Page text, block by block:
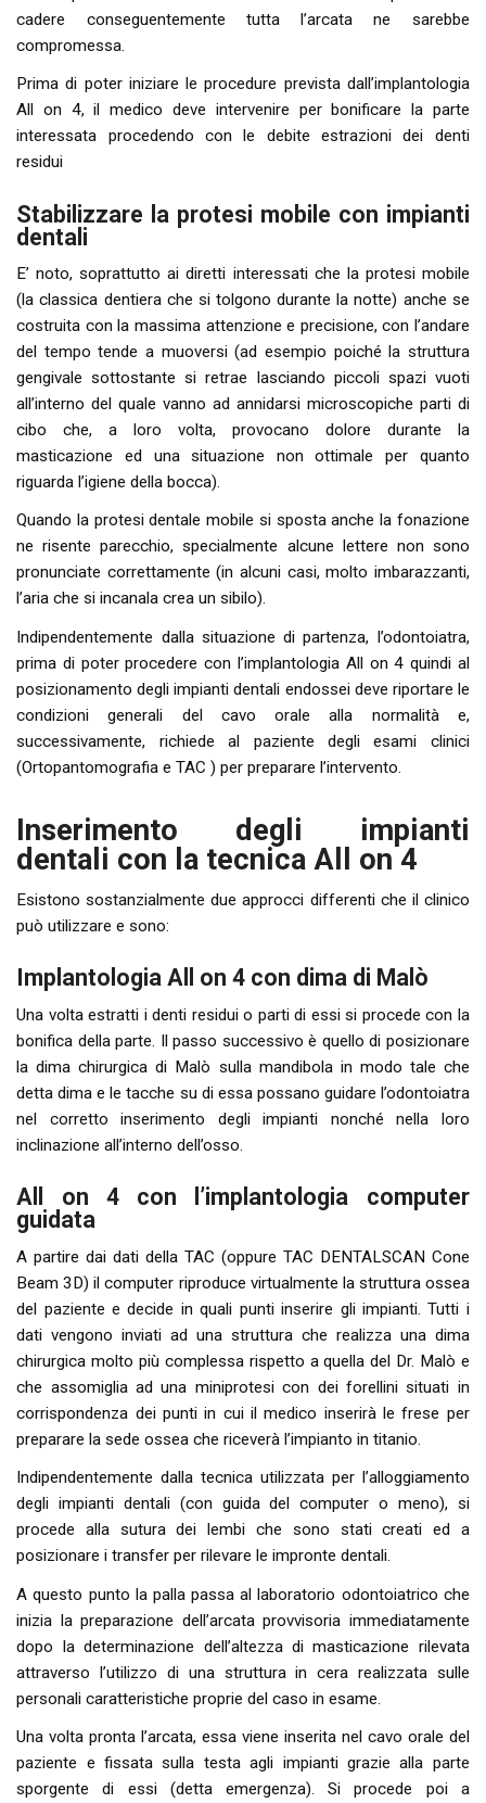
cadere conseguentemente tutta l’arcata ne sarebbe
compromessa.
Prima di poter iniziare le procedure prevista dall’implantologia
All on 4, il medico deve intervenire per bonificare la parte
interessata procedendo con le debite estrazioni dei denti
residui
Stabilizzare la protesi mobile con impianti
dentali
E’ noto, soprattutto ai diretti interessati che la protesi mobile
(la classica dentiera che si tolgono durante la notte) anche se
costruita con la massima attenzione e precisione, con l’andare
del tempo tende a muoversi (ad esempio poiché la struttura
gengivale sottostante si retrae lasciando piccoli spazi vuoti
all’interno del quale vanno ad annidarsi microscopiche parti di
cibo che, a loro volta, provocano dolore durante la
masticazione ed una situazione non ottimale per quanto
riguarda l’igiene della bocca).
Quando la protesi dentale mobile si sposta anche la fonazione
ne risente parecchio, specialmente alcune lettere non sono
pronunciate correttamente (in alcuni casi, molto imbarazzanti,
l’aria che si incanala crea un sibilo).
Indipendentemente dalla situazione di partenza, l’odontoiatra,
prima di poter procedere con l’implantologia All on 4 quindi al
posizionamento degli impianti dentali endossei deve riportare le
condizioni generali del cavo orale alla normalità e,
successivamente, richiede al paziente degli esami clinici
(Ortopantomografia e TAC ) per preparare l’intervento.
Inserimento degli impianti
dentali con la tecnica All on 4
Esistono sostanzialmente due approcci differenti che il clinico
può utilizzare e sono:
Implantologia All on 4 con dima di Malò
Una volta estratti i denti residui o parti di essi si procede con la
bonifica della parte. Il passo successivo è quello di posizionare
la dima chirurgica di Malò sulla mandibola in modo tale che
detta dima e le tacche su di essa possano guidare l’odontoiatra
nel corretto inserimento degli impianti nonché nella loro
inclinazione all’interno dell’osso.
All on 4 con l’implantologia computer
guidata
A partire dai dati della TAC (oppure TAC DENTALSCAN Cone
Beam 3D) il computer riproduce virtualmente la struttura ossea
del paziente e decide in quali punti inserire gli impianti. Tutti i
dati vengono inviati ad una struttura che realizza una dima
chirurgica molto più complessa rispetto a quella del Dr. Malò e
che assomiglia ad una miniprotesi con dei forellini situati in
corrispondenza dei punti in cui il medico inserirà le frese per
preparare la sede ossea che riceverà l’impianto in titanio.
Indipendentemente dalla tecnica utilizzata per l’alloggiamento
degli impianti dentali (con guida del computer o meno), si
procede alla sutura dei lembi che sono stati creati ed a
posizionare i transfer per rilevare le impronte dentali.
A questo punto la palla passa al laboratorio odontoiatrico che
inizia la preparazione dell’arcata provvisoria immediatamente
dopo la determinazione dell’altezza di masticazione rilevata
attraverso l’utilizzo di una struttura in cera realizzata sulle
personali caratteristiche proprie del caso in esame.
Una volta pronta l’arcata, essa viene inserita nel cavo orale del
paziente e fissata sulla testa agli impianti grazie alla parte
sporgente di essi (detta emergenza). Si procede poi a